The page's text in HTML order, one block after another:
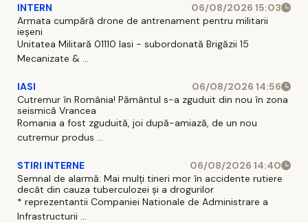
INTERN
06/08/2026 15:03
Armata cumpără drone de antrenament pentru militarii
ieșeni
Unitatea Militară 01110 Iasi - subordonată Brigăzii 15
Mecanizate & ...
IASI
06/08/2026 14:56
Cutremur în România! Pământul s-a zguduit din nou în zona
seismică Vrancea
Romania a fost zguduită, joi după-amiază, de un nou
cutremur produs ...
STIRI INTERNE
06/08/2026 14:40
Semnal de alarmă: Mai mulți tineri mor în accidente rutiere
decât din cauza tuberculozei și a drogurilor
* reprezentantii Companiei Nationale de Administrare a
Infrastructurii ...